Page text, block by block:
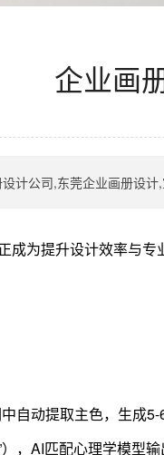
企业画
计公司,东莞企业画册设
成为提升设计效率与
自动提取主色，生成5-
，AI匹配心理学模型